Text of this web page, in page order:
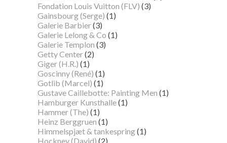
Fondation Louis Vuitton (FLV) (3)
Gainsbourg (Serge) (1)
Galerie Barbier(3)
Galerie Lelong & Co (1)
Galerie Templon (3)
Getty Center(2)
Giger (H.R.) (1)
Goscinny (René) (1)
Gotlib (Marcel) (1)
Gustave Caillebotte: Painting Men (1)
Hamburger Kunsthalle(1)
Hammer (The) (1)
Heinz Berggruen (1)
Himmelspjæt & tankespring(1)
Hockney (David) (2)